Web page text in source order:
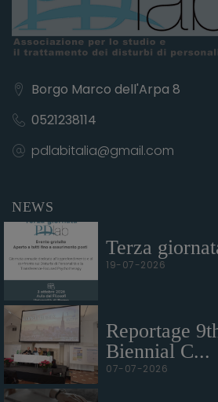
Borgo Marco dell'Arpa 8
0521238114
pdlabitalia@gmail.com
NEWS
Terza
19-07-2026
Reportage
Biennial C...
07-07-2026